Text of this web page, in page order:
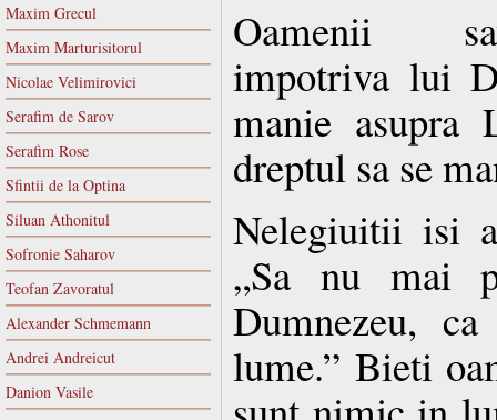
Maxim Grecul
Maxim Marturisitorul
Nicolae Velimirovici
Serafim de Sarov
Serafim Rose
Sfintii de la Optina
Siluan Athonitul
Sofronie Saharov
Teofan Zavoratul
Alexander Schmemann
Andrei Andreicut
Danion Vasile
Oamenii
impotriva lui
manie asupra
dreptul sa se
Nelegiuitii isi
„Sa nu mai
Dumnezeu,
lume.” Bieti